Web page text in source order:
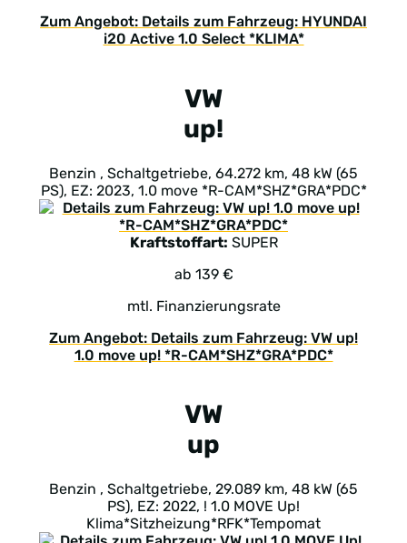
Zum Angebot: Details zum Fahrzeug: HYUNDAI
i20 Active 1.0 Select *KLIMA*
VW
up!
Benzin , Schaltgetriebe, 64.272 km, 48 kW (65
PS), EZ: 2023, 1.0 move *R-CAM*SHZ*GRA*PDC*
Kraftstoffart: SUPER
ab 139 €
mtl. Finanzierungsrate
Zum Angebot: Details zum Fahrzeug: VW up!
1.0 move up! *R-CAM*SHZ*GRA*PDC*
VW
up
Benzin , Schaltgetriebe, 29.089 km, 48 kW (65
PS), EZ: 2022, ! 1.0 MOVE Up!
Klima*Sitzheizung*RFK*Tempomat